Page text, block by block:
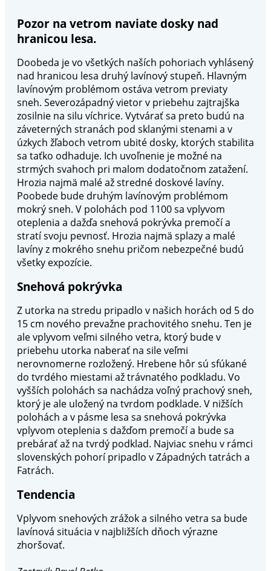
Pozor na vetrom naviate dosky nad
hranicou lesa.
Doobeda je vo všetkých naších pohoriach vyhlásený
nad hranicou lesa druhý lavínový stupeň. Hlavným
lavínovým problémom ostáva vetrom previaty
sneh. Severozápadný vietor v priebehu zajtrajška
zosilnie na silu víchrice. Vytvárať sa preto budú na
záveterných stranách pod sklanými stenami a v
úzkych žľaboch vetrom ubité dosky, ktorých stabilita
sa taťko odhaduje. Ich uvoľnenie je možné na
strmých svahoch pri malom dodatočnom zatažení.
Hrozia najmä malé až stredné doskové lavíny.
Poobede bude druhým lavínovým problémom
mokrý sneh. V polohách pod 1100 sa vplyvom
oteplenia a dažďa snehová pokrývka premočí a
stratí svoju pevnosť. Hrozia najmä splazy a malé
lavíny z mokrého snehu pričom nebezpečné budú
všetky expozície.
Snehová pokrývka
Z utorka na stredu pripadlo v našich horách od 5 do
15 cm nového prevažne prachovitého snehu. Ten je
ale vplyvom veľmi silného vetra, ktorý bude v
priebehu utorka naberať na sile veľmi
nerovnomerne rozložený. Hrebene hôr sú sfúkané
do tvrdého miestami až trávnatého podkladu. Vo
vyšších polohách sa nachádza voľný prachový sneh,
ktorý je ale uložený na tvrdom podklade. V nižších
polohách a v pásme lesa sa snehová pokrývka
vplyvom oteplenia s dažďom premočí a bude sa
prebárať až na tvrdý podklad. Najviac snehu v rámci
slovenských pohorí pripadlo v Západných tatrách a
Fatrách.
Tendencia
Vplyvom snehových zrážok a silného vetra sa bude
lavínová situácia v najbližších dňoch výrazne
zhoršovať.